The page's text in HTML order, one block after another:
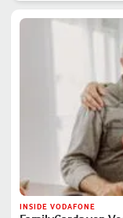
INSIDE VODAFONE